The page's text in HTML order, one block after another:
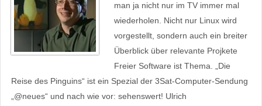
man ja nicht nur im TV immer mal
wiederholen. Nicht nur Linux wird
vorgestellt, sondern auch ein breiter
Überblick über relevante Projkete
Freier Software ist Thema. „Die
Reise des Pinguins“ ist ein Spezial der 3Sat-Computer-Sendung
„@neues“ und nach wie vor: sehenswert! Ulrich